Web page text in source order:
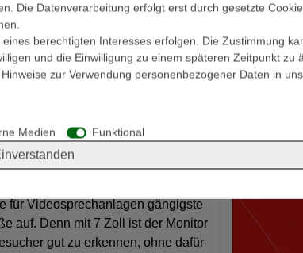
enthalten)
für Videosprechanlagen gängigste
auf. Denn mit 7 Zoll ist der Monitor
gut zu erkennen, ohne dafür
Die Datenverarbeitung erfolgt erst durch gesetzte
berechtigten Interesses erfolgen. Die Zustimmung
und die Einwilligung zu einem späteren Zeitpunkt zu
zur Verwendung personenbezogener Daten in
Medien Funktional